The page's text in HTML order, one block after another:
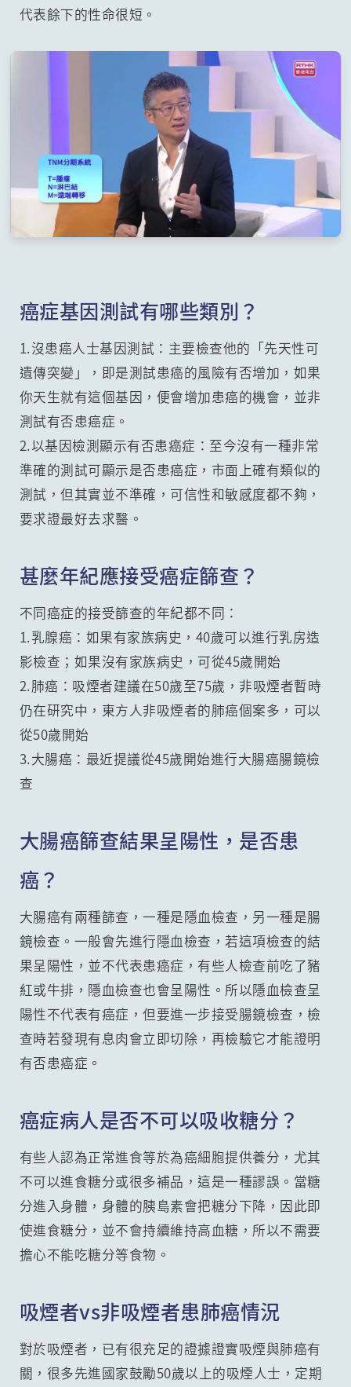
代表餘下的性命很短。
癌症基因測試有哪些類別？
1.沒患癌人士基因測試：主要檢查他的「先天性可
遺傳突變」，即是測試患癌的風險有否增加，如果
你天生就有這個基因，便會增加患癌的機會，並非
測試有否患癌症。
2.以基因檢測顯示有否患癌症：至今沒有一種非常
準確的測試可顯示是否患癌症，市面上確有類似的
測試，但其實並不準確，可信性和敏感度都不夠，
要求證最好去求醫。
甚麼年紀應接受癌症篩查？
不同癌症的接受篩查的年紀都不同：
1.乳腺癌：如果有家族病史，40歲可以進行乳房造
影檢查；如果沒有家族病史，可從45歲開始
2.肺癌：吸煙者建議在50歲至75歲，非吸煙者暫時
仍在研究中，東方人非吸煙者的肺癌個案多，可以
從50歲開始
3.大腸癌：最近提議從45歲開始進行大腸癌腸鏡檢
查
大腸癌篩查結果呈陽性，是否患
癌？
大腸癌有兩種篩查，一種是隱血檢查，另一種是腸
鏡檢查。一般會先進行隱血檢查，若這項檢查的結
果呈陽性，並不代表患癌症，有些人檢查前吃了豬
紅或牛排，隱血檢查也會呈陽性。所以隱血檢查呈
陽性不代表有癌症，但要進一步接受腸鏡檢查，檢
查時若發現有息肉會立即切除，再檢驗它才能證明
有否患癌症。
癌症病人是否不可以吸收糖分？
有些人認為正常進食等於為癌細胞提供養分，尤其
不可以進食糖分或很多補品，這是一種謬誤。當糖
分進入身體，身體的胰島素會把糖分下降，因此即
使進食糖分，並不會持續維持高血糖，所以不需要
擔心不能吃糖分等食物。
吸煙者vs非吸煙者患肺癌情況
對於吸煙者，已有很充足的證據證實吸煙與肺癌有
關，很多先進國家鼓勵50歲以上的吸煙人士，定期